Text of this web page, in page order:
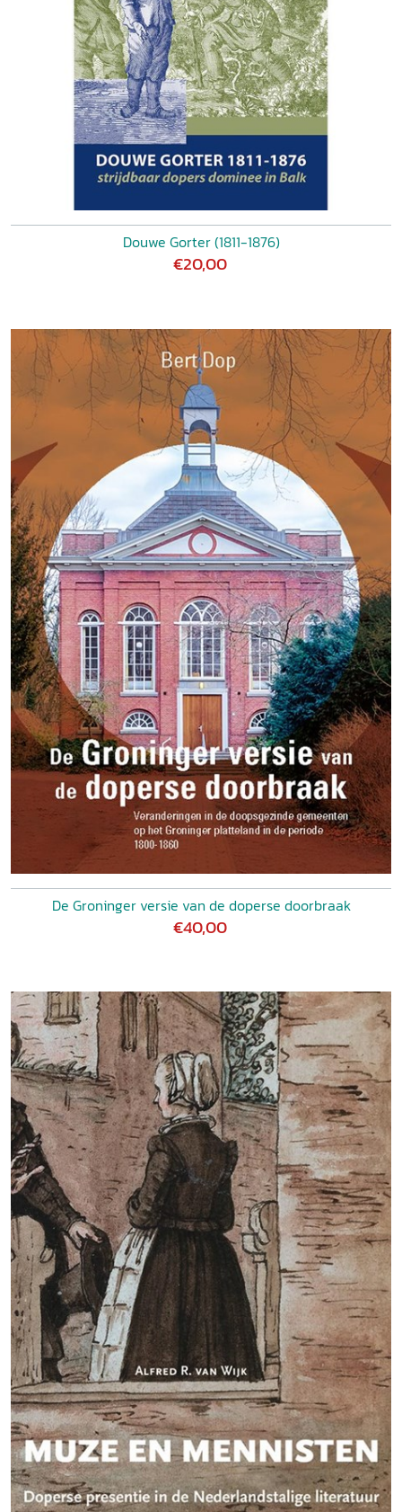
Douwe Gorter (1811-1876)
€20,00
De Groninger versie van de doperse doorbraak
€40,00